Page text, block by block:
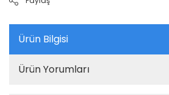
Ürün Bilgisi
Ürün Yorumları